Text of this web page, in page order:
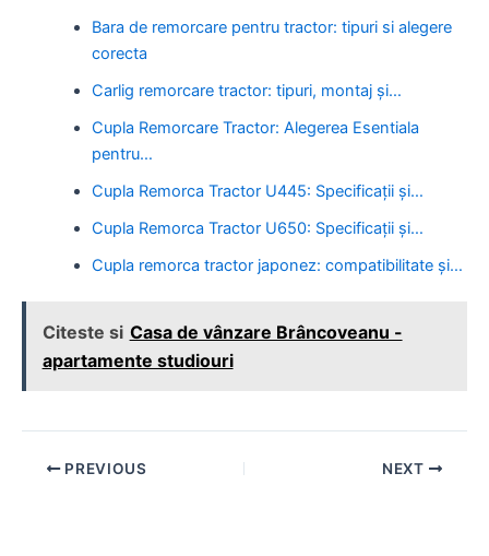
Bara de remorcare pentru tractor: tipuri si alegere
corecta
Carlig remorcare tractor: tipuri, montaj și…
Cupla Remorcare Tractor: Alegerea Esentiala
pentru…
Cupla Remorca Tractor U445: Specificații și…
Cupla Remorca Tractor U650: Specificații și…
Cupla remorca tractor japonez: compatibilitate și…
Citeste si Casa de vânzare Brâncoveanu -
apartamente studiouri
Post PREVIOUS NEXT